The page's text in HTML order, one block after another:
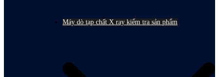
Máy dò tạp chất X ray kiểm tra sản phẩm